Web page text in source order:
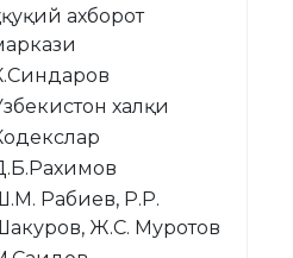
ахборот
халқи
Рабиев, Р.Р.
Ж.С. Муротов